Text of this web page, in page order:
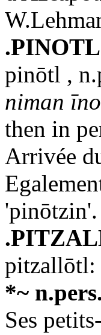
pinōtl ,
niman
then in
Arrivée
'pinōtzin'.
pitzallōtl:
*~ n.pers.
Ses